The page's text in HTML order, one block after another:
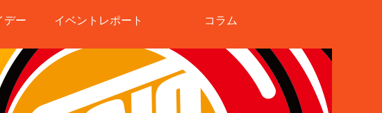
デー イベントレポート コラム